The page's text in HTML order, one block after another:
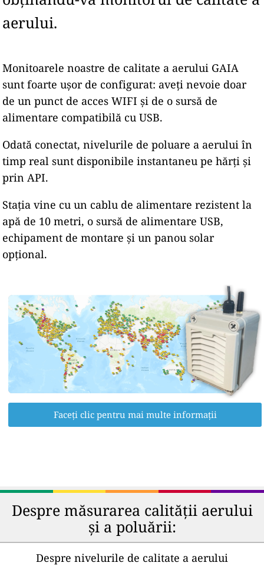
aerului.
Monitoarele noastre de calitate a aerului GAIA
sunt foarte ușor de configurat: aveți nevoie doar
de un punct de acces WIFI și de o sursă de
alimentare compatibilă cu USB.
Odată conectat, nivelurile de poluare a aerului în
timp real sunt disponibile instantaneu pe hărți și
prin API.
Stația vine cu un cablu de alimentare rezistent la
apă de 10 metri, o sursă de alimentare USB,
echipament de montare și un panou solar
opțional.
Faceți clic pentru mai multe informații
Despre măsurarea calității aerului
și a poluării:
Despre nivelurile de calitate a aerului